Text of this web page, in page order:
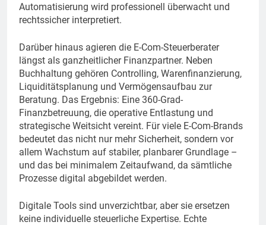
Automatisierung wird professionell überwacht und
rechtssicher interpretiert.
Darüber hinaus agieren die E-Com-Steuerberater
längst als ganzheitlicher Finanzpartner. Neben
Buchhaltung gehören Controlling, Warenfinanzierung,
Liquiditätsplanung und Vermögensaufbau zur
Beratung. Das Ergebnis: Eine 360-Grad-
Finanzbetreuung, die operative Entlastung und
strategische Weitsicht vereint. Für viele E-Com-Brands
bedeutet das nicht nur mehr Sicherheit, sondern vor
allem Wachstum auf stabiler, planbarer Grundlage –
und das bei minimalem Zeitaufwand, da sämtliche
Prozesse digital abgebildet werden.
Digitale Tools sind unverzichtbar, aber sie ersetzen
keine individuelle steuerliche Expertise. Echte